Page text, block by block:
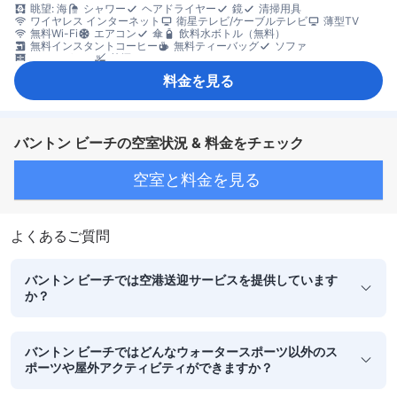
眺望: 海
シャワー ヘアドライヤー 鏡
清掃用具
ワイヤレス インターネット
衛星テレビ/ケーブルテレビ
薄型TV
無料Wi-Fi
エアコン 傘
飲料水ボトル（無料）
無料インスタントコーヒー
無料ティーバッグ
ソファ
禁煙
料金を見る
バントン ビーチの空室状況 & 料金をチェック
空室と料金を見る
よくあるご質問
バントン ビーチでは空港送迎サービスを提供しています
か？
バントン ビーチではどんなウォータースポーツ以外のス
ポーツや屋外アクティビティができますか？